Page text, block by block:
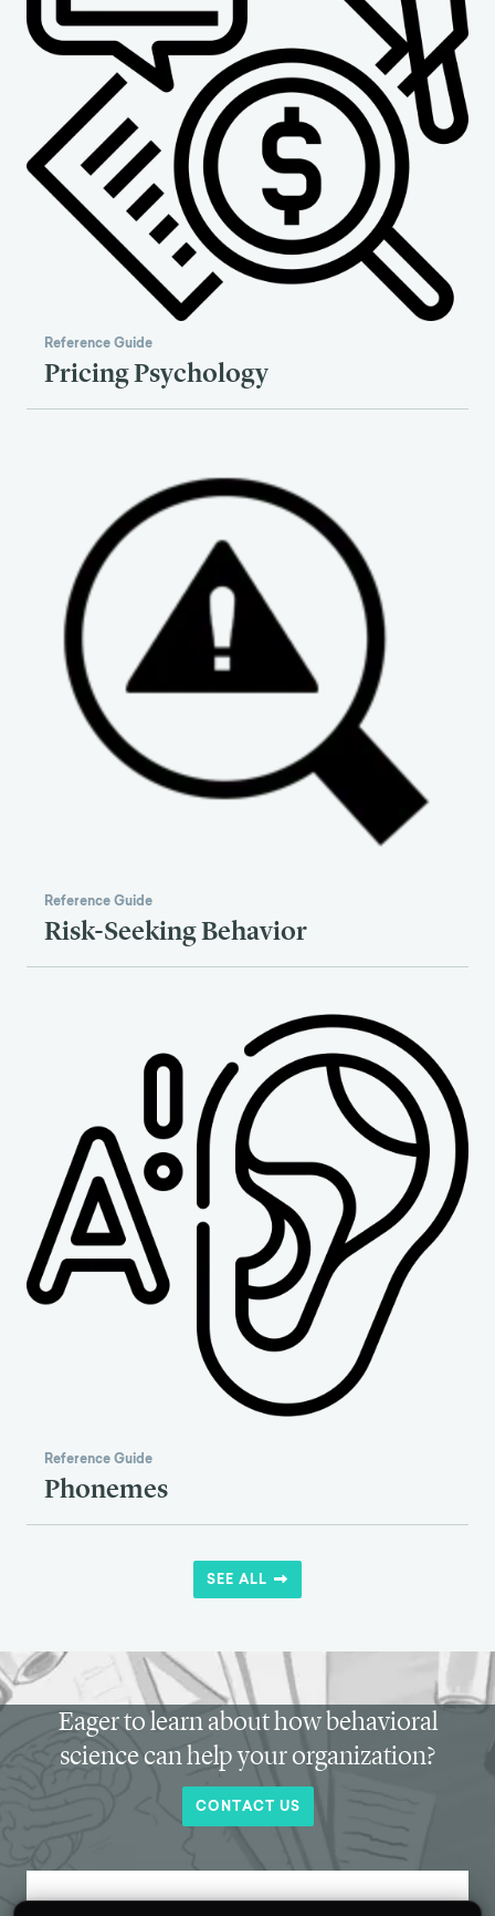
Reference Guide
Pricing Psychology
Reference Guide
Risk-Seeking Behavior
Reference Guide
Phonemes
SEE ALL
Eager to learn about how behavioral
science can help your organization?
CONTACT US